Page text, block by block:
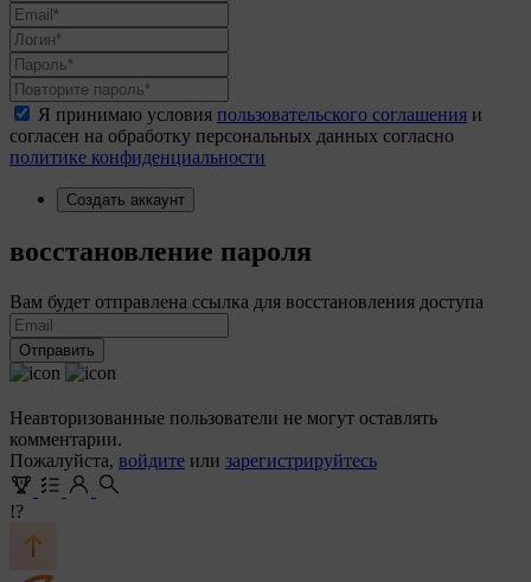
Я принимаю условия пользовательского соглашения и
согласен на обработку персональных данных согласно
политике конфиденциальности
Создать аккаунт
восстановление пароля
Вам будет отправлена ссылка для восстановления доступа
Отправить
Неавторизованные пользователи не могут оставлять
комментарии.
Пожалуйста, войдите или зарегистрируйтесь
!?